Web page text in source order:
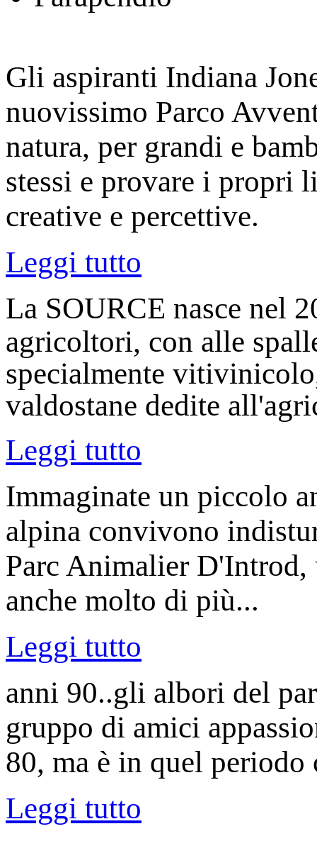
Gli aspiranti Indiana
nuovissimo Parco
natura, per grandi e
stessi e provare i propri
creative e percettive.
Leggi tutto
La SOURCE nasce nel
agricoltori, con alle
specialmente
valdostane dedite
Leggi tutto
Immaginate un piccolo
alpina convivono
Parc Animalier D'Introd,
anche molto di più...
Leggi tutto
anni 90..gli albori del
gruppo di amici
80, ma è in quel periodo
Leggi tutto